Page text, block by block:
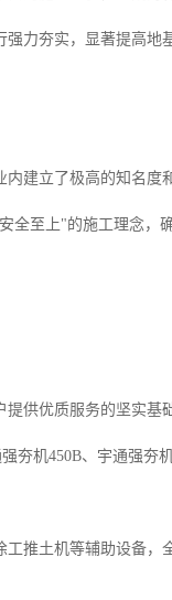
力夯实，显著提高地
建立了极高的知名度
全至上"的施工理念，
供优质服务的坚实基础
机450B、宇通强夯
推土机等辅助设备，